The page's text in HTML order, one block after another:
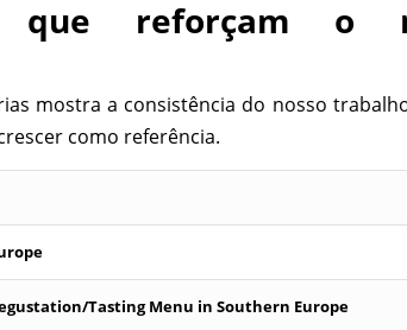
que reforçam o
mostra a consistência do nosso
como referência.
Tasting Menu in Southern Europe